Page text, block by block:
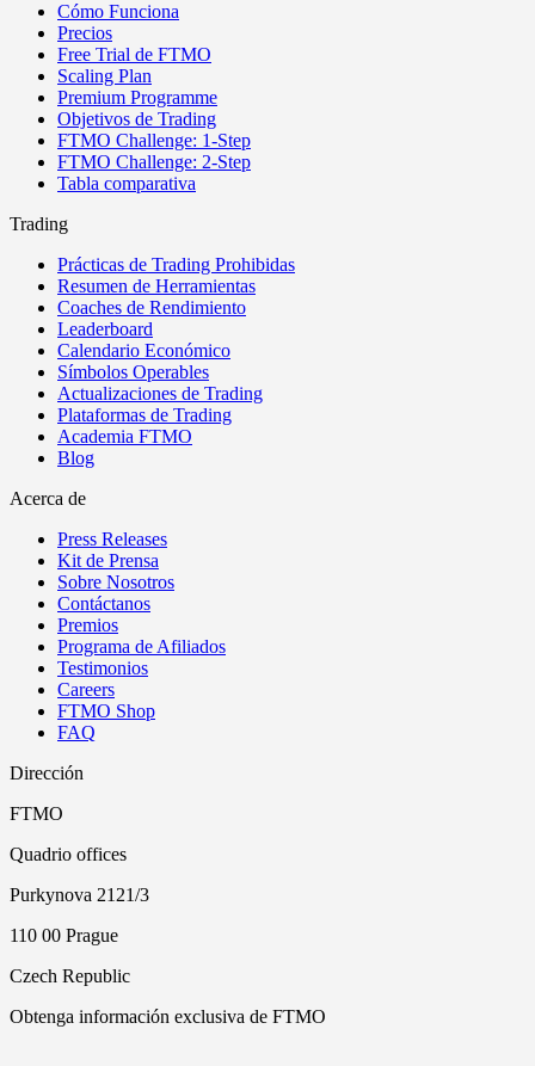
Cómo Funciona
Precios
Free Trial de FTMO
Scaling Plan
Premium Programme
Objetivos de Trading
FTMO Challenge: 1-Step
FTMO Challenge: 2-Step
Tabla comparativa
Trading
Prácticas de Trading Prohibidas
Resumen de Herramientas
Coaches de Rendimiento
Leaderboard
Calendario Económico
Símbolos Operables
Actualizaciones de Trading
Plataformas de Trading
Academia FTMO
Blog
Acerca de
Press Releases
Kit de Prensa
Sobre Nosotros
Contáctanos
Premios
Programa de Afiliados
Testimonios
Careers
FTMO Shop
FAQ
Dirección
FTMO
Quadrio offices
Purkynova 2121/3
110 00 Prague
Czech Republic
Obtenga información exclusiva de FTMO